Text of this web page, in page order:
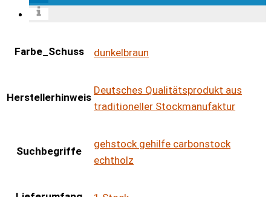
Farbe_Schuss dunkelbraun
Herstellerhinweis
Deutsches Qualitätsprodukt aus
traditioneller Stockmanufaktur
Suchbegriffe
gehstock gehilfe carbonstock
echtholz